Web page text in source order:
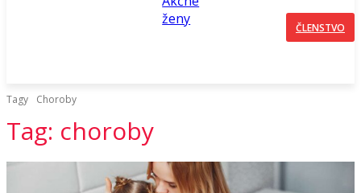
ČLENSTVO
Tagy Choroby
Tag: choroby